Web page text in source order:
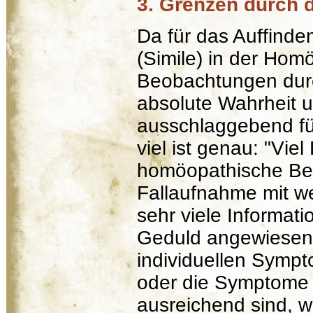
3. Grenzen durch
Da für das
(Simile) in der
Beobachtungen
absolute Wahrheit
ausschlaggebend
viel ist genau: "Viel
homöopathische
Fallaufnahme mit
sehr viele
Geduld
individuellen
oder die
ausreichend sind,